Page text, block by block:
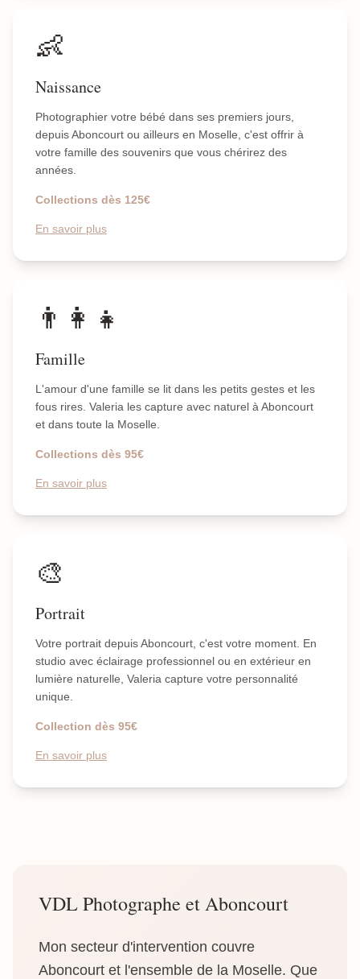
👶
Naissance
Photographier votre bébé dans ses premiers jours,
depuis Aboncourt ou ailleurs en Moselle, c'est offrir à
votre famille des souvenirs que vous chérirez des
années.
Collections dès 125€
En savoir plus
👨‍👩‍👧
Famille
L'amour d'une famille se lit dans les petits gestes et les
fous rires. Valeria les capture avec naturel à Aboncourt
et dans toute la Moselle.
Collections dès 95€
En savoir plus
🎨
Portrait
Votre portrait depuis Aboncourt, c'est votre moment. En
studio avec éclairage professionnel ou en extérieur en
lumière naturelle, Valeria capture votre personnalité
unique.
Collection dès 95€
En savoir plus
VDL Photographe et Aboncourt
Mon secteur d'intervention couvre
Aboncourt et l'ensemble de la Moselle. Que